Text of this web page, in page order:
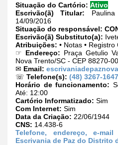
Situação do Cartório: Ativo
Escrivão(ã) Titular:
14/09/2016
Situação do responsável:
Escrivão(ã) Substituto(a):
Atribuições: • Notas •
☞ Endereço: Praça Getulio
Nova Trento/SC - CEP 88270-
✉ Email:
☏ Telefone(s): (48) 3267-1647
Horário de funcionamento:
Até: 12:00
Cartório Informatizado: Sim
Com Internet: Sim
Data da Criação: 22/06/1944
CNS: 14.438-6
Telefone, endereço, e-
Escrivania de Paz do Distrito